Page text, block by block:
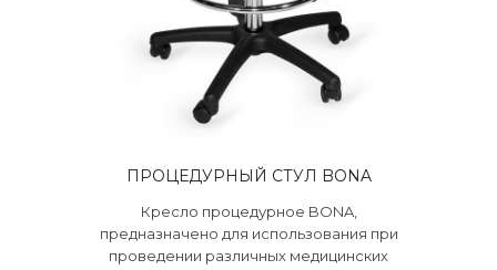
ПРОЦЕДУРНЫЙ СТУЛ BONA
Кресло процедурное BONA,
предназначено для использования при
проведении различных медицинских